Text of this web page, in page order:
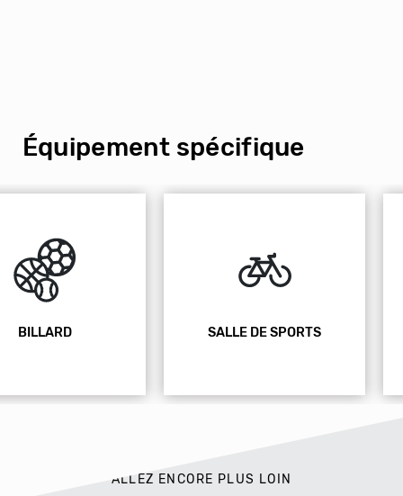
Équipement spécifique
SALLE DE SPORTS JACUZZI
ALLEZ ENCORE PLUS LOIN